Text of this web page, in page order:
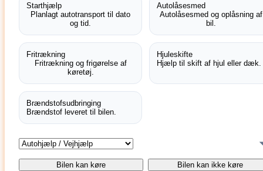
Starthjælp
Planlagt autotransport til dato
og tid.
Autolåsesmed
Autolåsesmed og oplåsning af
bil.
Fritrækning
Fritrækning og frigørelse af
køretøj.
Hjuleskifte
Hjælp til skift af hjul eller dæk.
Brændstofsudbringing
Brændstof leveret til bilen.
Bilen kan køre Bilen kan ikke køre